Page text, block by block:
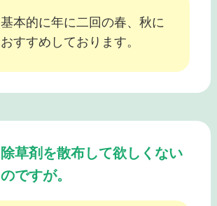
基本的に年に二回の春、秋に
おすすめしております。
除草剤を散布して欲しくない
のですが。